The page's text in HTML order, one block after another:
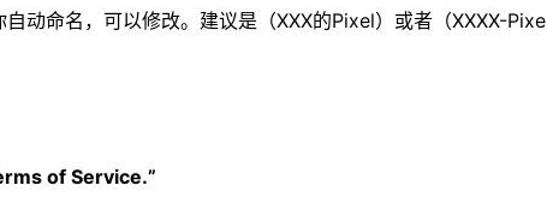
动命名，可以修改。建议是（XXX的Pixel）或者（XXXX-Pixe
of Service.”